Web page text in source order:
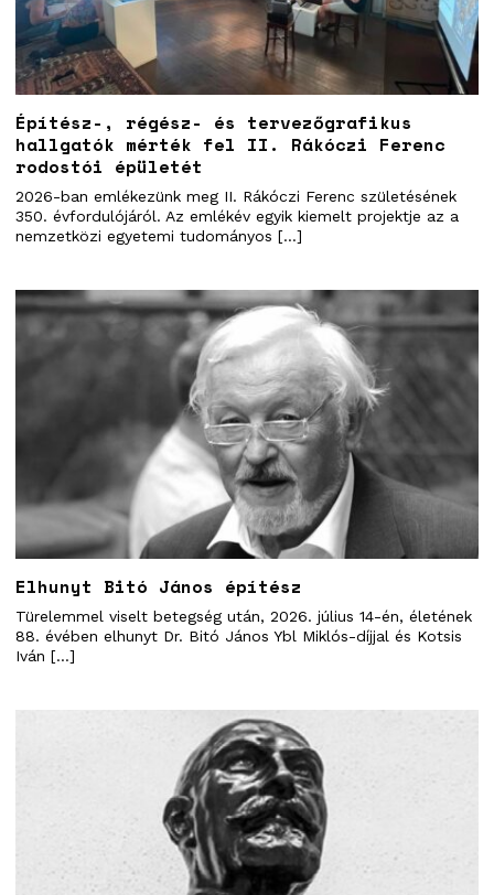
Építész-, régész- és tervezőgrafikus
hallgatók mérték fel II. Rákóczi Ferenc
rodostói épületét
2026-ban emlékezünk meg II. Rákóczi Ferenc születésének
350. évfordulójáról. Az emlékév egyik kiemelt projektje az a
nemzetközi egyetemi tudományos […]
Elhunyt Bitó János építész
Türelemmel viselt betegség után, 2026. július 14-én, életének
88. évében elhunyt Dr. Bitó János Ybl Miklós-díjjal és Kotsis
Iván […]